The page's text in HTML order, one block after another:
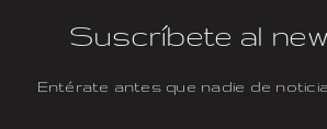
Suscríbete al
Entérate antes que nadie de